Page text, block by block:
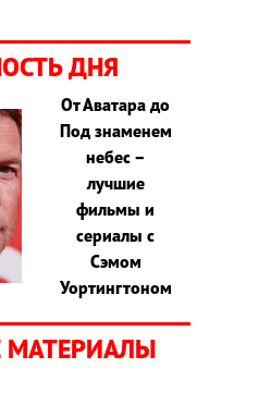
ДНЯ
От Аватара до
Под знаменем
небес –
лучшие
фильмы и
сериалы с
Сэмом
Уортингтоном